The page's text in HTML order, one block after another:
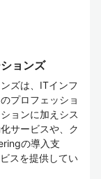
ョンズ
ズは、ITインフ
プロフェッショ
ョンに加えシス
サービスや、ク
の導入支
スを提供してい